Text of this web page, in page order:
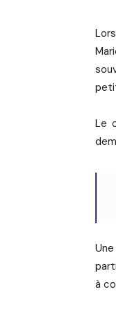
Le
à